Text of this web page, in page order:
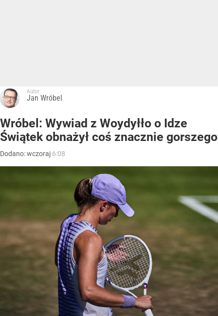
Autor:
Jan Wróbel
Wróbel: Wywiad z Woydyłło o Idze
Świątek obnażył coś znacznie gorszego
Dodano:wczoraj 6:08